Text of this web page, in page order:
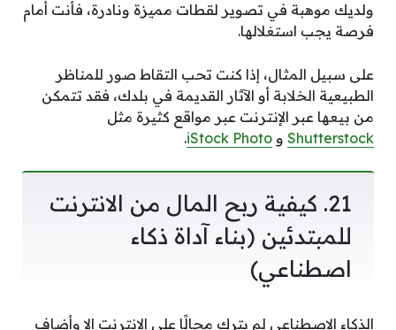
ولديك موهبة في تصوير لقطات مميزة ونادرة، فأنت أمام
فرصة يجب استغلالها.
على سبيل المثال، إذا كنت تحب التقاط صور للمناظر
الطبيعية الخلابة أو الآثار القديمة في بلدك، فقد تتمكن
من بيعها عبر الإنترنت عبر مواقع كثيرة مثل
Shutterstock و iStock Photo
.
21. كيفية ربح المال من الانترنت
للمبتدئين (بناء آداة ذكاء
اصطناعي)
الذكاء الاصطناعي لم يترك مجالًا على الانترنت إلا وأضاف